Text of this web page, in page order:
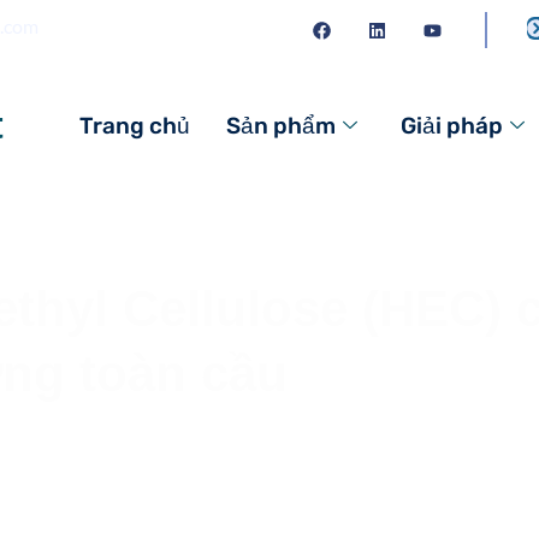
Trang chủ Sản phẩm Giải pháp